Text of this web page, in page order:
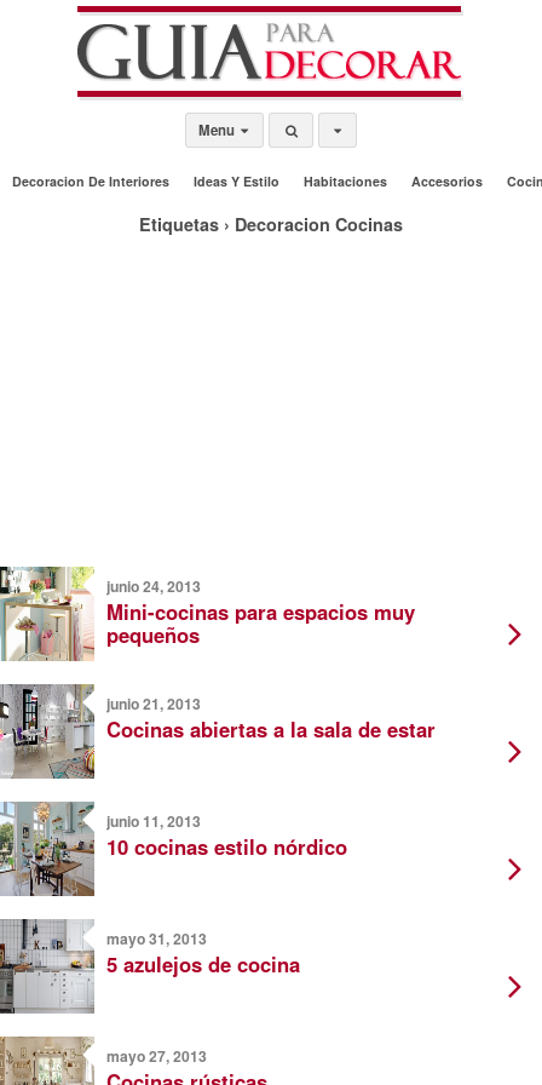
Menu
Decoracion De Interiores Ideas Y Estilo Habitaciones Accesorios
Etiquetas › Decoracion Cocinas
junio 24, 2013
Mini-cocinas para espacios muy
pequeños
junio 21, 2013
Cocinas abiertas a la sala de estar
junio 11, 2013
10 cocinas estilo nórdico
mayo 31, 2013
5 azulejos de cocina
mayo 27, 2013